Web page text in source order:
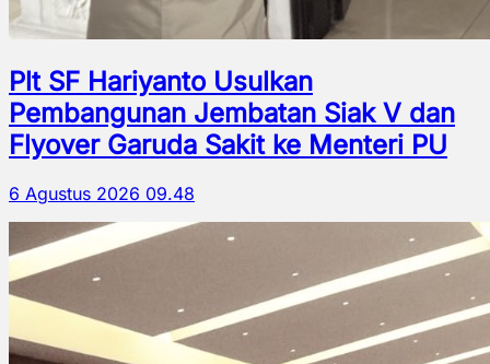
Plt SF Hariyanto Usulkan
Pembangunan Jembatan Siak V dan
Flyover Garuda Sakit ke Menteri PU
6 Agustus 2026 09.48